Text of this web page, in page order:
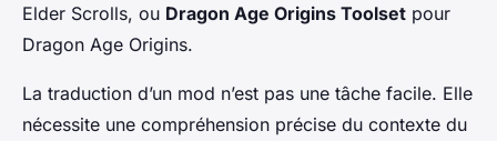
Elder Scrolls, ou Dragon Age Origins Toolset pour
Dragon Age Origins.
La traduction d’un mod n’est pas une tâche facile. Elle
nécessite une compréhension précise du contexte du